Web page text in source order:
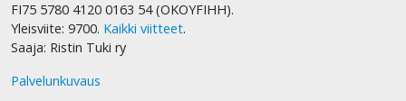
FI75 5780 4120 0163 54 (OKOYFIHH).
Yleisviite: 9700. Kaikki viitteet.
Saaja: Ristin Tuki ry
Palvelunkuvaus